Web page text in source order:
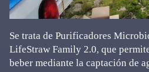
Se trata de Purificadores
LifeStraw Family 2.0, que
beber mediante la captación de